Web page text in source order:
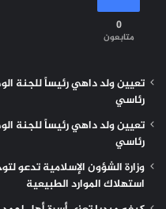
0
متابعون
تعيين ولد داهي رئيساً للجنة
رئاسي
تعيين ولد داهي رئيساً للجنة
رئاسي
وزارة الشؤون الإسلامية تدعو
استهلاك الموارد الطبيعية